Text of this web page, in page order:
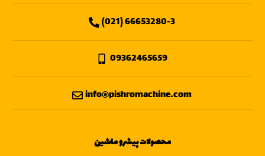
66653280-3 (021)
09362465659
info@pishromachine.com
محصولات پیشرو ماشین